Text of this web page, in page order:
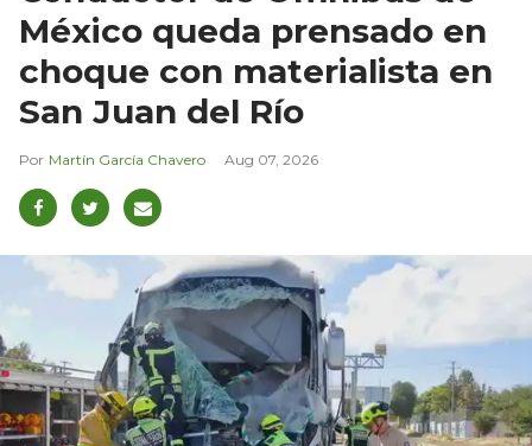
México queda prensado en
choque con materialista en
San Juan del Río
Martín García Chavero Aug 07, 2026